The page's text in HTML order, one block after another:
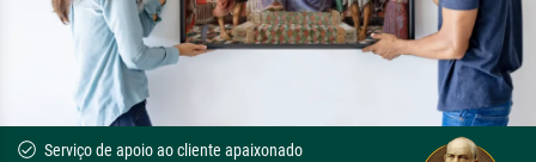
Serviço de apoio ao cliente apaixonado